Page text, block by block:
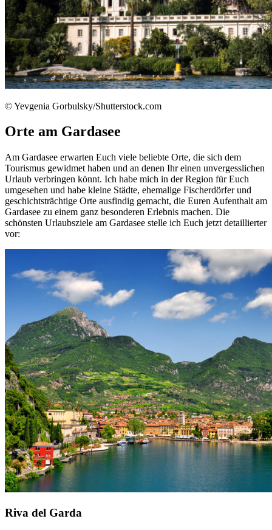
© Yevgenia Gorbulsky/Shutterstock.com
Orte am Gardasee
Am Gardasee erwarten Euch viele beliebte Orte, die sich dem
Tourismus gewidmet haben und an denen Ihr einen unvergesslichen
Urlaub verbringen könnt. Ich habe mich in der Region für Euch
umgesehen und habe kleine Städte, ehemalige Fischerdörfer und
geschichtsträchtige Orte ausfindig gemacht, die Euren Aufenthalt am
Gardasee zu einem ganz besonderen Erlebnis machen. Die
schönsten Urlaubsziele am Gardasee stelle ich Euch jetzt detaillierter
vor:
Riva del Garda